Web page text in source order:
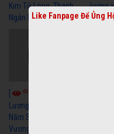
Kim Tử Long, Thanh
Ngân Hay Nhất
lương
6328
Lương Xưa : Rồi 30
Năm Sau - Minh
Vương Lệ Thủy | cải
Like Fanpage Để Ủng